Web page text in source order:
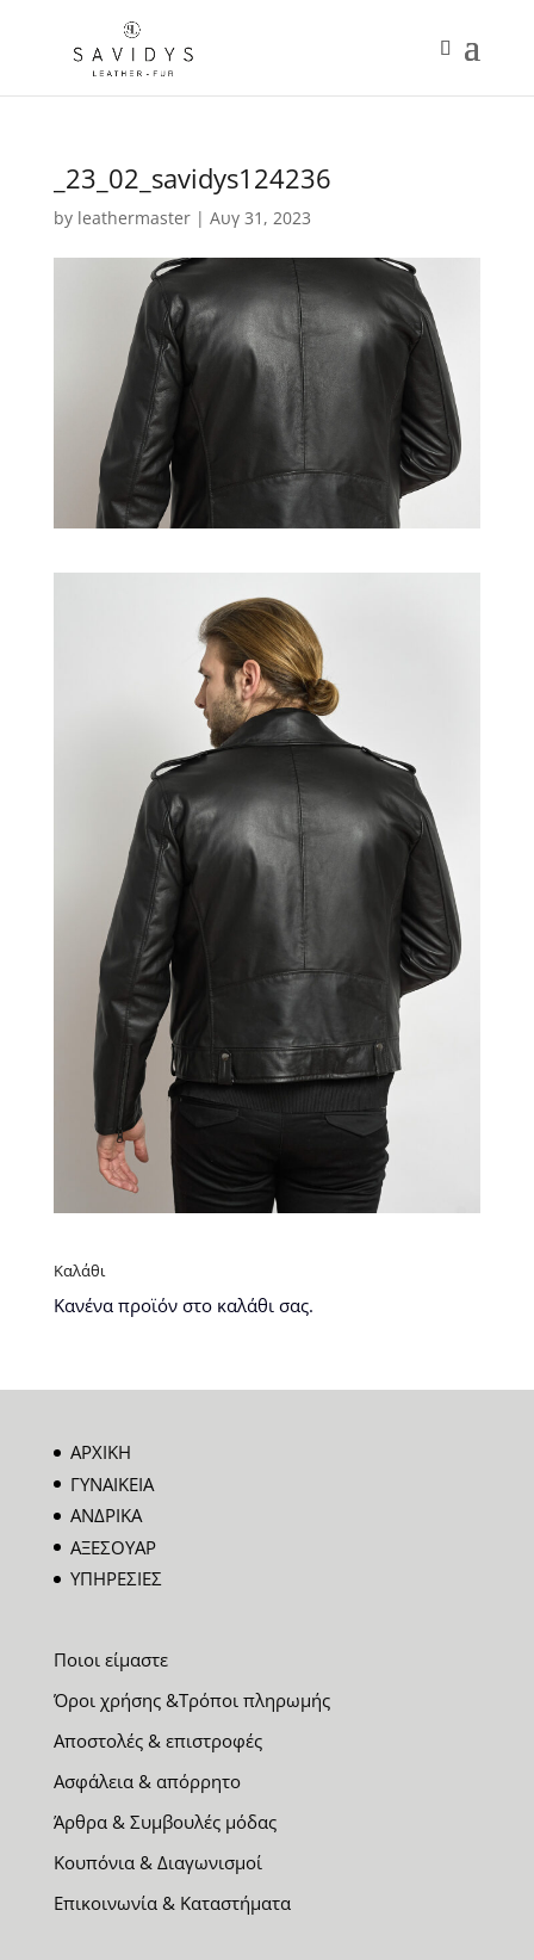
_23_02_savidys124236
by leathermaster| Αυγ 31, 2023
Καλάθι
Κανένα προϊόν στο καλάθι σας.
ΑΡΧΙΚΗ
ΓΥΝΑΙΚΕΙΑ
ΑΝΔΡΙΚΑ
ΑΞΕΣΟΥΑΡ
ΥΠΗΡΕΣΙΕΣ
Ποιοι είμαστε
Όροι χρήσης &Τρόποι πληρωμής
Αποστολές & επιστροφές
Ασφάλεια & απόρρητο
Άρθρα & Συμβουλές μόδας
Κουπόνια & Διαγωνισμοί
Επικοινωνία & Καταστήματα